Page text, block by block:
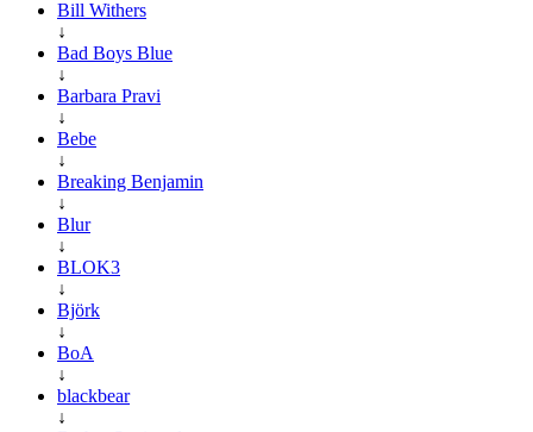
Bill Withers
↓
Bad Boys Blue
↓
Barbara Pravi
↓
Bebe
↓
Breaking Benjamin
↓
Blur
↓
BLOK3
↓
Björk
↓
BoA
↓
blackbear
↓